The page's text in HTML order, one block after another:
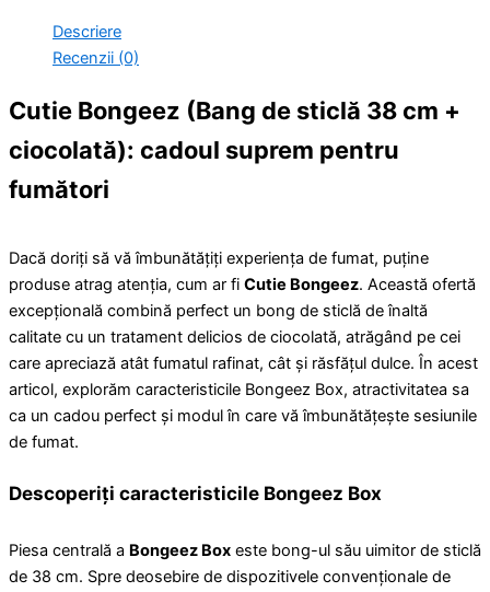
Descriere
Recenzii (0)
Cutie Bongeez (Bang de sticlă 38 cm +
ciocolată): cadoul suprem pentru
fumători
Dacă doriți să vă îmbunătățiți experiența de fumat, puține
produse atrag atenția, cum ar fi Cutie Bongeez. Această ofertă
excepțională combină perfect un bong de sticlă de înaltă
calitate cu un tratament delicios de ciocolată, atrăgând pe cei
care apreciază atât fumatul rafinat, cât și răsfățul dulce. În acest
articol, explorăm caracteristicile Bongeez Box, atractivitatea sa
ca un cadou perfect și modul în care vă îmbunătățește sesiunile
de fumat.
Descoperiți caracteristicile Bongeez Box
Piesa centrală a Bongeez Box este bong-ul său uimitor de sticlă
de 38 cm. Spre deosebire de dispozitivele convenționale de